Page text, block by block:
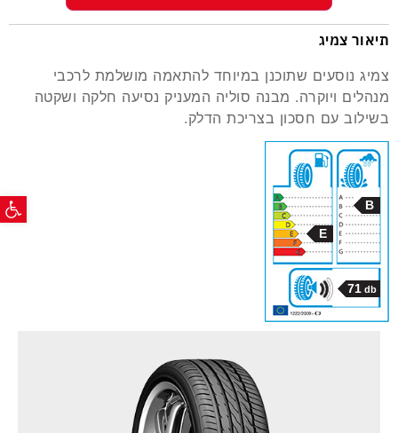
פתח
תיאור צמיג
צמיג נוסעים שתוכנן במיוחד להתאמה מושלמת לרכבי
מנהלים ויוקרה. מבנה סוליה המעניק נסיעה חלקה ושקטה
בשילוב עם חסכון בצריכת הדלק.
E
B
71 db